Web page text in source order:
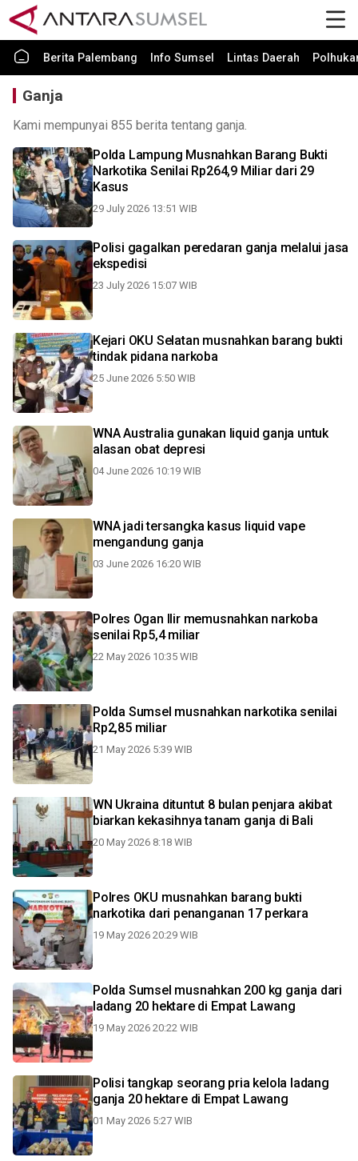
Berita Palembang Info Sumsel Lintas Daerah
Ganja
Kami mempunyai 855 berita tentang ganja.
Polda Lampung Musnahkan Barang Bukti
Narkotika Senilai Rp264,9 Miliar dari 29
Kasus
29 July 2026 13:51 WIB
Polisi gagalkan peredaran ganja melalui jasa
ekspedisi
23 July 2026 15:07 WIB
Kejari OKU Selatan musnahkan barang bukti
tindak pidana narkoba
25 June 2026 5:50 WIB
WNA Australia gunakan liquid ganja untuk
alasan obat depresi
04 June 2026 10:19 WIB
WNA jadi tersangka kasus liquid vape
mengandung ganja
03 June 2026 16:20 WIB
Polres Ogan Ilir memusnahkan narkoba
senilai Rp5,4 miliar
22 May 2026 10:35 WIB
Polda Sumsel musnahkan narkotika senilai
Rp2,85 miliar
21 May 2026 5:39 WIB
WN Ukraina dituntut 8 bulan penjara akibat
biarkan kekasihnya tanam ganja di Bali
20 May 2026 8:18 WIB
Polres OKU musnahkan barang bukti
narkotika dari penanganan 17 perkara
19 May 2026 20:29 WIB
Polda Sumsel musnahkan 200 kg ganja dari
ladang 20 hektare di Empat Lawang
19 May 2026 20:22 WIB
Polisi tangkap seorang pria kelola ladang
ganja 20 hektare di Empat Lawang
01 May 2026 5:27 WIB